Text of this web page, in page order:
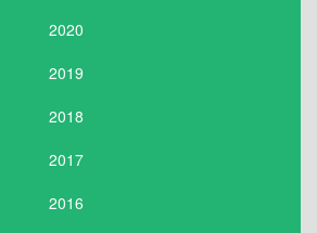
2020
2019
2018
2017
2016